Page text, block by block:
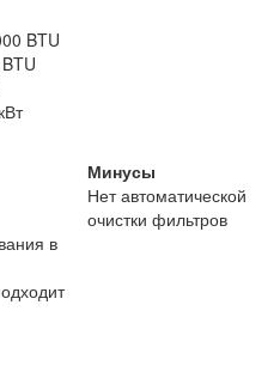
BTU
Минусы
Нет автоматической
очистки фильтров
в